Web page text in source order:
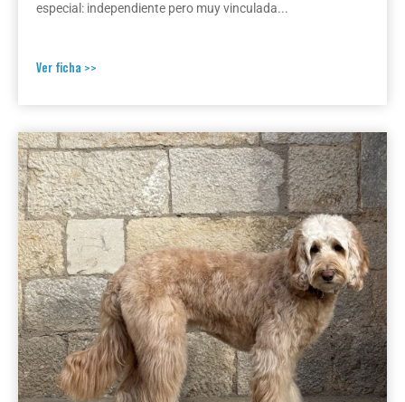
especial: independiente pero muy vinculada...
Ver ficha >>